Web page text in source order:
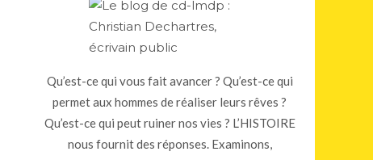
Qu’est-ce qui vous fait avancer ? Qu’est-ce qui
permet aux hommes de réaliser leurs rêves ?
Qu’est-ce qui peut ruiner nos vies ? L’HISTOIRE
nous fournit des réponses. Examinons,